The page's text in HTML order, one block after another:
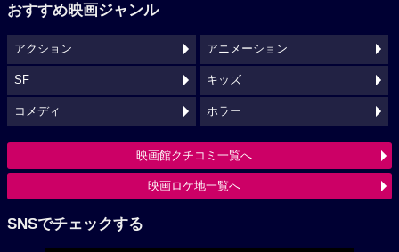
おすすめ映画ジャンル
アクション アニメーション
SF キッズ
コメディ ホラー
映画館クチコミ一覧へ
映画ロケ地一覧へ
SNSでチェックする